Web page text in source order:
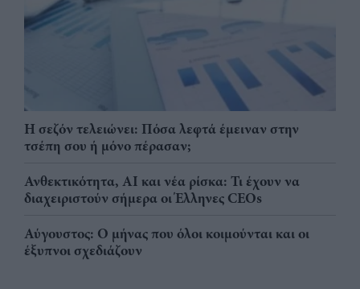
Η σεζόν τελειώνει: Πόσα λεφτά έμειναν στην
τσέπη σου ή μόνο πέρασαν;
Ανθεκτικότητα, AI και νέα ρίσκα: Τι έχουν να
διαχειριστούν σήμερα οι Έλληνες CEOs
Αύγουστος: Ο μήνας που όλοι κοιμούνται και οι
έξυπνοι σχεδιάζουν